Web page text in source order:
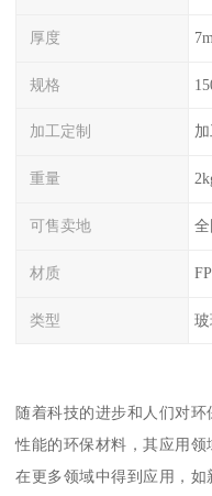
厚度
规格
加工定制
重量
可售卖地 全
材质
类型
随着科技的进步和人们对
性能的环保材料，其应用
在更多领域中得到应用，如